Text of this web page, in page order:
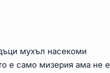
мухъл насекоми
е само мизерия ама не е